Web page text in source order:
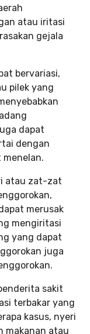
atau iritasi
gejala
bervariasi,
pilek yang
dapat
dengan
menelan.
atau zat-zat
merusak
mengiritasi
yang dapat
juga
sakit
terbakar yang
kasus, nyeri
makanan atau